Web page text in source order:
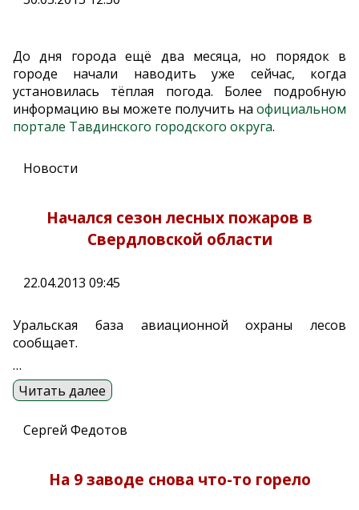
До дня города ещё два месяца, но порядок в
городе начали наводить уже сейчас, когда
установилась тёплая погода. Более подробную
информацию вы можете получить наофициальном
портале Тавдинского городского округа.
Новости
Начался сезон лесных пожаров в
Свердловской области
22.04.2013 09:45
Уральская база авиационной охраны лесов
сообщает.
…
Читать далее
Сергей Федотов
На 9 заводе снова что-то горело